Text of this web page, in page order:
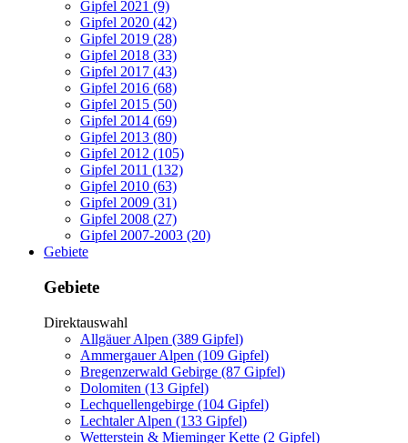
Gipfel 2021 (9)
Gipfel 2020 (42)
Gipfel 2019 (28)
Gipfel 2018 (33)
Gipfel 2017 (43)
Gipfel 2016 (68)
Gipfel 2015 (50)
Gipfel 2014 (69)
Gipfel 2013 (80)
Gipfel 2012 (105)
Gipfel 2011 (132)
Gipfel 2010 (63)
Gipfel 2009 (31)
Gipfel 2008 (27)
Gipfel 2007-2003 (20)
Gebiete
Gebiete
Direktauswahl
Allgäuer Alpen (389 Gipfel)
Ammergauer Alpen (109 Gipfel)
Bregenzerwald Gebirge (87 Gipfel)
Dolomiten (13 Gipfel)
Lechquellengebirge (104 Gipfel)
Lechtaler Alpen (133 Gipfel)
Wetterstein & Mieminger Kette (2 Gipfel)